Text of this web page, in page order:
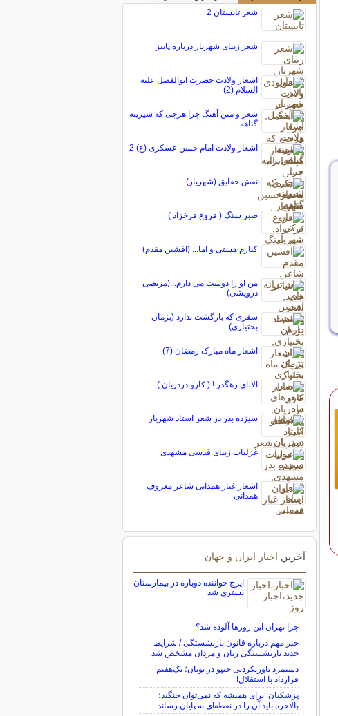
شعر تابستان 2
شعر زیبای شهریار درباره پاییز
اشعار ولادت حضرت ابوالفضل علیه
السلام (2)
شعر و متن آهنگ چرا هرچی که شیرینه
گناهه
اشعار ولادت امام حسن عسکری (ع) 2
نقش حقایق (شهریار)
صبر سنگ ( فروغ فرخزاد )
کنارم هستی و اما... (افشین مقدم)
من او را دوست می دارم...(مرتضی
درویشی)
سفری که بازگشت ندارد (پژمان
بختیاری)
اشعار ماه مبارک رمضان (7)
الا،اي رهگذر ! ( کارو دردریان )
سیزده بدر در شعر استاد شهریار
غزلیات زیبای قدسی مشهدی
اشعار غبار همدانی شاعر معروف
همدانی
آخرین اخبار ایران و جهان
ایرج خواننده دوباره در بیمارستان
بستری شد
چرا تهران این روزها آلوده شد؟
خبر مهم درباره قانون بازنشستگی / شرایط
جدید بازنشستگی زنان و مردان مشخص شد
دستمزد باورنکردنی جنپو در یونان؛ یک‌هفتم
قرارداد با استقلال!
پزشکیان: برای همیشه که نمی‌توان جنگید؛
بالاخره باید آن را در نقطه‌ای به پایان رساند